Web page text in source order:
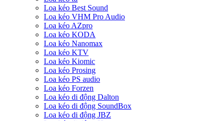
Loa kéo Best Sound
Loa kéo VHM Pro Audio
Loa kéo AZpro
Loa kéo KODA
Loa kéo Nanomax
Loa kéo KTV
Loa kéo Kiomic
Loa kéo Prosing
Loa kéo PS audio
Loa kéo Forzen
Loa kéo di động Dalton
Loa kéo di động SoundBox
Loa kéo di động JBZ